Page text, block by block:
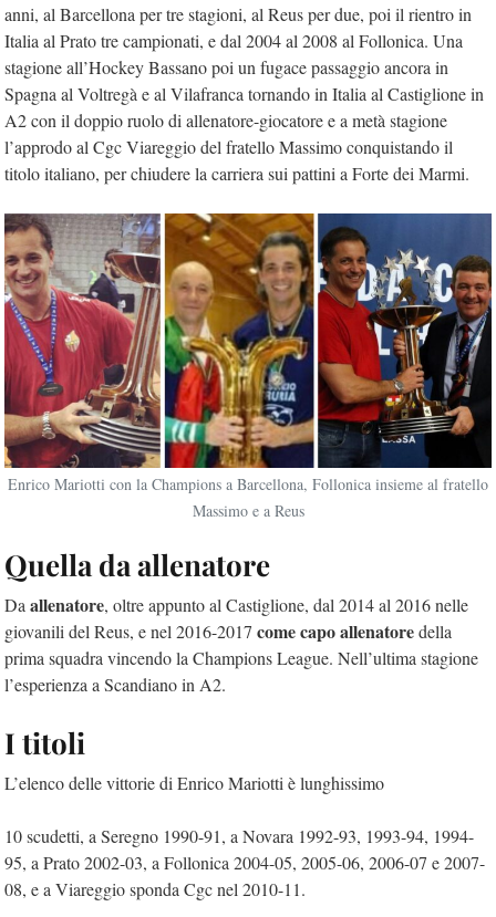
anni, al Barcellona per tre stagioni, al Reus per due, poi il rientro in
Italia al Prato tre campionati, e dal 2004 al 2008 al Follonica. Una
stagione all’Hockey Bassano poi un fugace passaggio ancora in
Spagna al Voltregà e al Vilafranca tornando in Italia al Castiglione in
A2 con il doppio ruolo di allenatore-giocatore e a metà stagione
l’approdo al Cgc Viareggio del fratello Massimo conquistando il
titolo italiano, per chiudere la carriera sui pattini a Forte dei Marmi.
Enrico Mariotti con la Champions a Barcellona, Follonica insieme al fratello
Massimo e a Reus
Quella da allenatore
Daallenatore, oltre appunto al Castiglione, dal 2014 al 2016 nelle
giovanili del Reus, e nel 2016-2017 come capo allenatoredella
prima squadra vincendo la Champions League. Nell’ultima stagione
l’esperienza a Scandiano in A2.
I titoli
L’elenco delle vittorie di Enrico Mariotti è lunghissimo
10 scudetti, a Seregno 1990-91, a Novara 1992-93, 1993-94, 1994-
95, a Prato 2002-03, a Follonica 2004-05, 2005-06, 2006-07 e 2007-
08, e a Viareggio sponda Cgc nel 2010-11.